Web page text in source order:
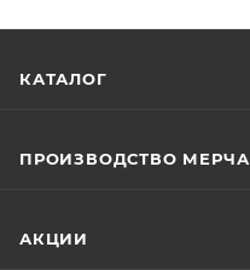
КАТАЛОГ
ПРОИЗВОДСТВО МЕРЧА
АКЦИИ